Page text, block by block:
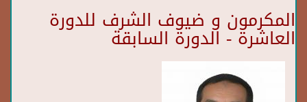
المكرمون و ضيوف الشرف للدورة
العاشرة - الدورة السابقة